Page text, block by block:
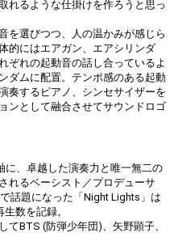
れるような仕掛けを作ろうと思っ
を選びつつ、人の温かみが感じら
的にはエアガン、エアシリンダ
ぞれの起動音の話し合っているよ
ダムに配置。テンポ感のある起動
奏するピアノ、シンセサイザーを
ンとして融合させてサウンドロゴ
に、卓越した演奏力と唯一無二の
れるベーシスト／プロデューサ
話題になった「Night Lights」は
数を記録。
てBTS (防弾少年団)、矢野顕子、